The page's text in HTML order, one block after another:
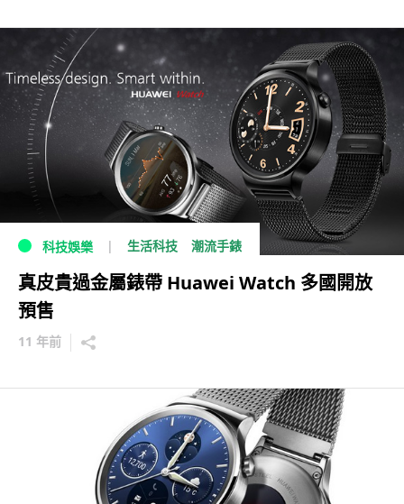
科技娛樂 生活科技 潮流手錶
真皮貴過金屬錶帶 Huawei Watch 多國開放
預售
11 年前